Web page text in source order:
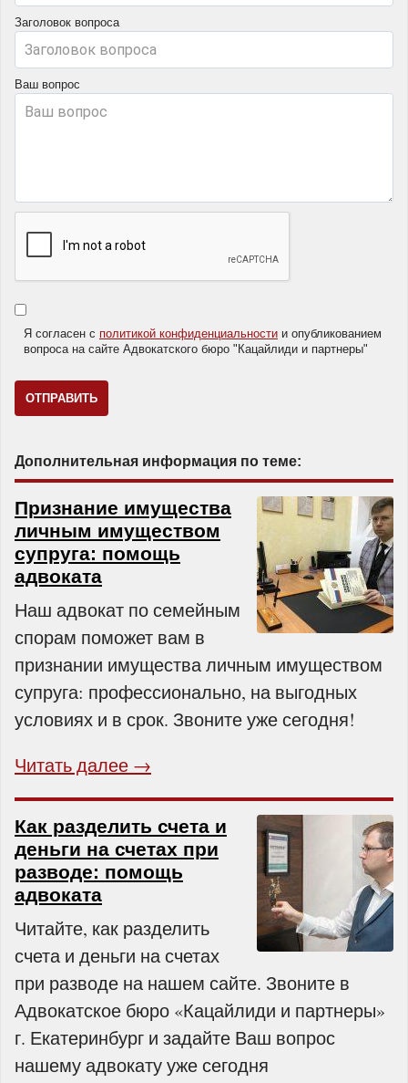
Заголовок вопроса
Ваш вопрос
Я согласен с политикой конфиденциальности и опубликованием
вопроса на сайте Адвокатского бюро "Кацайлиди и партнеры"
Дополнительная информация по теме:
Признание имущества
личным имуществом
супруга: помощь
адвоката
Наш адвокат по семейным
спорам поможет вам в
признании имущества личным имуществом
супруга: профессионально, на выгодных
условиях и в срок. Звоните уже сегодня!
Читать далее →
Как разделить счета и
деньги на счетах при
разводе: помощь
адвоката
Читайте, как разделить
счета и деньги на счетах
при разводе на нашем сайте. Звоните в
Адвокатское бюро «Кацайлиди и партнеры»
г. Екатеринбург и задайте Ваш вопрос
нашему адвокату уже сегодня